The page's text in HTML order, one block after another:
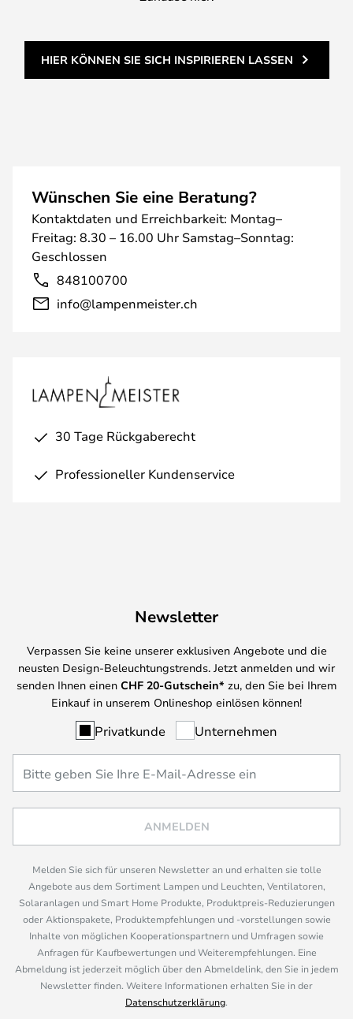
HIER KÖNNEN SIE SICH INSPIRIEREN LASSEN
Wünschen Sie eine Beratung?
Kontaktdaten und Erreichbarkeit: Montag–
Freitag: 8.30 – 16.00 Uhr Samstag–Sonntag:
Geschlossen
848100700
info@lampenmeister.ch
30 Tage Rückgaberecht
Professioneller Kundenservice
Newsletter
Verpassen Sie keine unserer exklusiven Angebote und die
neusten Design-Beleuchtungstrends. Jetzt anmelden und wir
senden Ihnen einen CHF 20-Gutschein* zu, den Sie bei Ihrem
Einkauf in unserem Onlineshop einlösen können!
Privatkunde Unternehmen
ANMELDEN
Melden Sie sich für unseren Newsletter an und erhalten sie tolle
Angebote aus dem Sortiment Lampen und Leuchten, Ventilatoren,
Solaranlagen und Smart Home Produkte, Produktpreis-Reduzierungen
oder Aktionspakete, Produktempfehlungen und -vorstellungen sowie
Inhalte von möglichen Kooperationspartnern und Umfragen sowie
Anfragen für Kaufbewertungen und Weiterempfehlungen. Eine
Abmeldung ist jederzeit möglich über den Abmeldelink, den Sie in jedem
Newsletter finden. Weitere Informationen erhalten Sie in der
Datenschutzerklärung.